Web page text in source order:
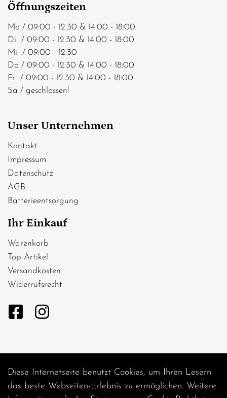
Öffnungszeiten
Mo / 09:00 - 12:30 & 14:00 - 18:00
Di / 09:00 - 12:30 & 14:00 - 18:00
Mi / 09:00 - 12:30
Do / 09:00 - 12:30 & 14:00 - 18:00
Fr / 09:00 - 12:30 & 14:00 - 18:00
Sa / geschlossen!
Unser Unternehmen
Kontakt
Impressum
Datenschutz
AGB
Batterieentsorgung
Ihr Einkauf
Warenkorb
Top Artikel
Versandkosten
Widerrufsrecht
Diese Internetseite benutzt Cookies, um Ihren Lesern
das beste Webseiten-Erlebnis zu ermöglichen. Weitere
Auftrag widerrufen